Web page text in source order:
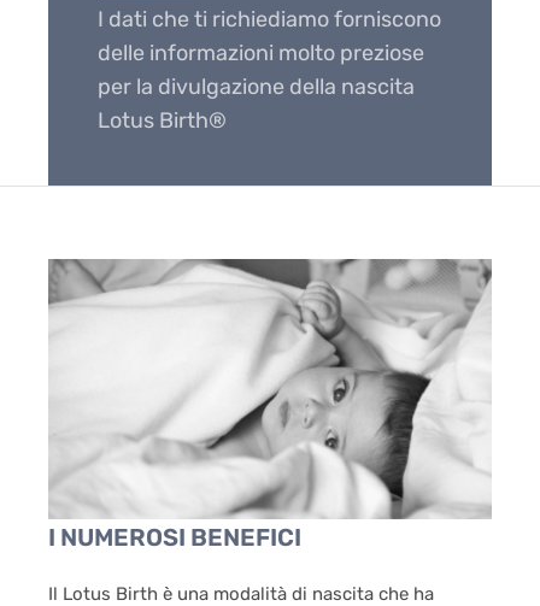
I dati che ti richiediamo forniscono
delle informazioni molto preziose
per la divulgazione della nascita
Lotus Birth®
I NUMEROSI BENEFICI
Il Lotus Birth è una modalità di nascita che ha